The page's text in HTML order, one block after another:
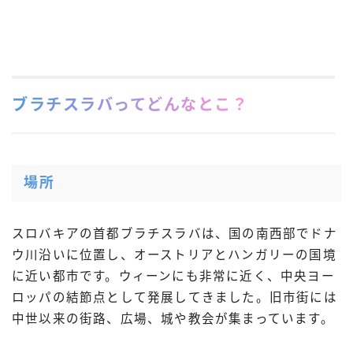
ブラチスラバってどんなとこ？
場所
スロバキアの首都ブラチスラバは、国の南西部でドナ
ウ川沿いに位置し、オーストリアとハンガリーの国境
に近い都市です。ウィーンにも非常に近く、中央ヨー
ロッパの結節点として発展してきました。旧市街には
中世以来の街路、広場、城や教会が集まっています。